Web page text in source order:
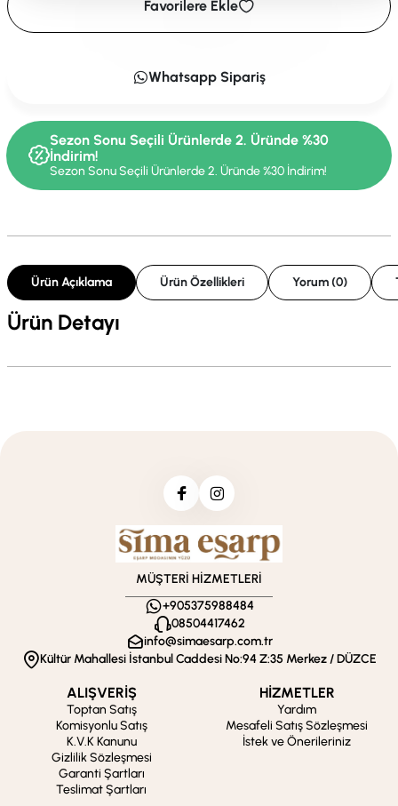
Favorilere Ekle
Whatsapp Sipariş
Sezon Sonu Seçili Ürünlerde 2. Üründe %30
İndirim!
Sezon Sonu Seçili Ürünlerde 2. Üründe %30 İndirim!
Ürün Açıklama Ürün Özellikleri Yorum (0)
Ürün Detayı
MÜŞTERİ HİZMETLERİ
+905375988484
08504417462
info@simaesarp.com.tr
Kültür Mahallesi İstanbul Caddesi No:94 Z:35 Merkez / DÜZCE
ALIŞVERİŞ
Toptan Satış
Komisyonlu Satış
K.V.K Kanunu
Gizlilik Sözleşmesi
Garanti Şartları
Teslimat Şartları
HİZMETLER
Yardım
Mesafeli Satış Sözleşmesi
İstek ve Önerileriniz